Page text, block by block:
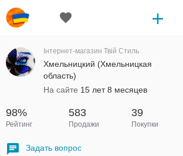
Інтернет-магазин Твій Стиль
Хмельницкий (Хмельницкая
область)
На сайте 15 лет 8 месяцев
98%
Рейтинг
583
Продажи
39
Покупки
Задать вопрос